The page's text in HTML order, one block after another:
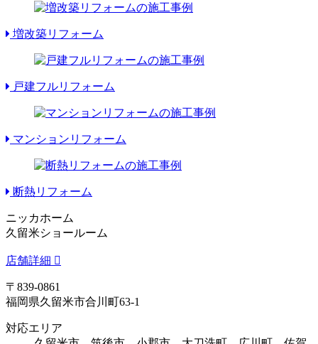
増改築リフォーム
戸建フルリフォーム
マンションリフォーム
断熱リフォーム
ニッカホーム
久留米ショールーム
店舗詳細
〒839-0861
福岡県久留米市合川町63-1
対応エリア